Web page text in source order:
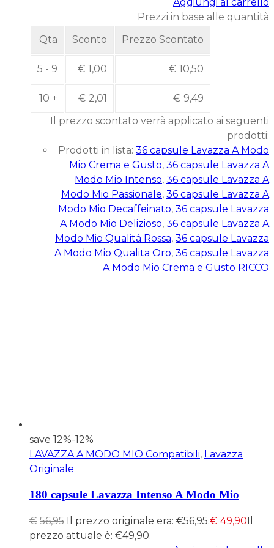
Prezzi in base alle quantità
Qta
Sconto Prezzo Scontato
5 - 9 € 1,00 € 10,50
10 + € 2,01 € 9,49
Il prezzo scontato verrà applicato ai seguenti
prodotti:
Prodotti in lista: 36 capsule Lavazza A Modo
Mio Crema e Gusto, 36 capsule Lavazza A
Modo Mio Intenso, 36 capsule Lavazza A
Modo Mio Passionale, 36 capsule Lavazza A
Modo Mio Decaffeinato, 36 capsule Lavazza
A Modo Mio Delizioso, 36 capsule Lavazza A
Modo Mio Qualità Rossa, 36 capsule Lavazza
A Modo Mio Qualita Oro, 36 capsule Lavazza
A Modo Mio Crema e Gusto RICCO
save 12%-12%
LAVAZZA A MODO MIO Compatibili, Lavazza
Originale
180 capsule Lavazza Intenso A Modo Mio
€ 56,95 Il prezzo originale era: €56,95.€ 49,90Il
prezzo attuale è: €49,90.